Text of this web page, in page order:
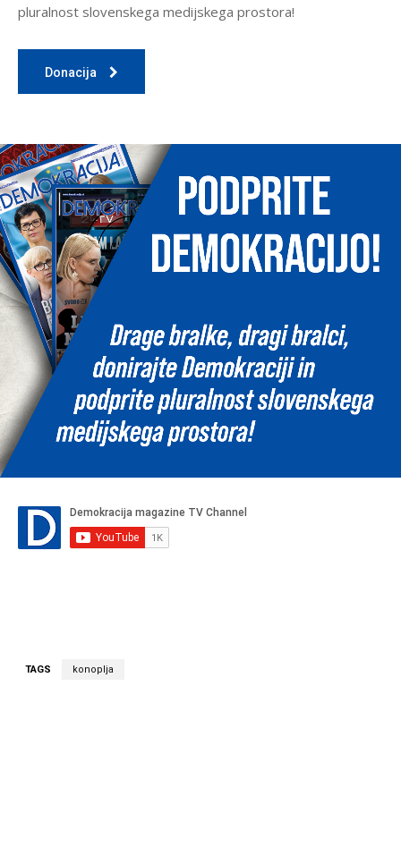
pluralnost slovenskega medijskega prostora!
Donacija
TAGS konoplja